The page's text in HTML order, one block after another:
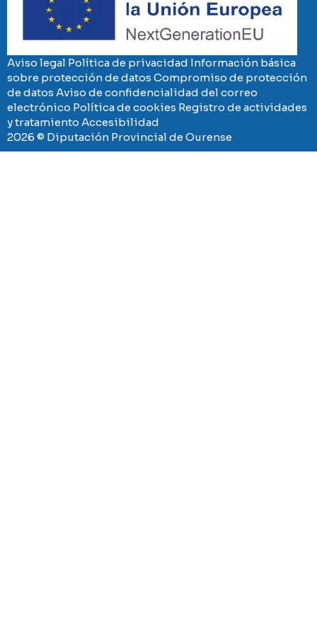
Aviso legal Política de privacidad Información básica
sobre protección de datos Compromiso de protección
de datos Aviso de confidencialidad del correo
electrónico Política de cookies Registro de actividades
y tratamiento Accesibilidad
2026 © Diputación Provincial de Ourense